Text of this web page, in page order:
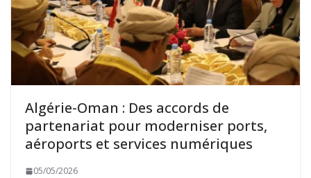
Algérie-Oman : Des accords de
partenariat pour moderniser ports,
aéroports et services numériques
05/05/2026